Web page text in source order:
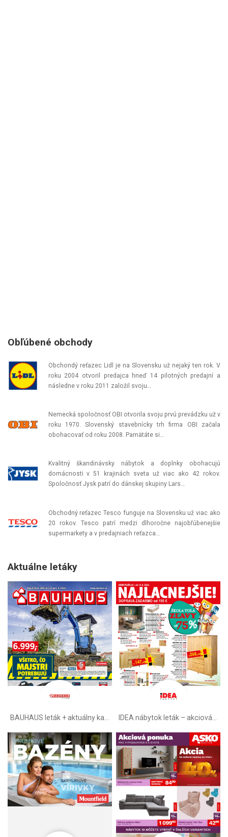
Obľúbené obchody
Obchondý reťazec Lidl je na Slovensku už nejaký ten rok. V
roku 2004 otvoril predajca hneď 14 pilotných predajní a
následne v roku 2011 založil svoju…
Nemecká spoločnosť OBI otvorila svoju prvú prevádzku už v
roku 1970. Slovenský stavebnícky trh firma OBI začala
obohacovať od roku 2008. Pamätáte si…
Kvalitný škandinávsky nábytok a doplnky obohacujú
domácnosti v 51 krajinách sveta už viac ako 42 rokov.
Spoločnosť Jysk patrí do dánskej skupiny Lars…
Obchodný reťazec Tesco funguje na Slovensku už viac ako
20 rokov. Tesco patrí medzi dlhoročne najobľúbenejšie
supermarkety a v predajniach reťazca…
Aktuálne letáky